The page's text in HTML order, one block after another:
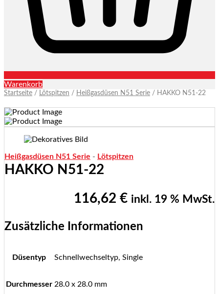
Warenkorb
Startseite / Lötspitzen / Heißgasdüsen N51 Serie / HAKKO N51-22
Heißgasdüsen N51 Serie - Lötspitzen
HAKKO N51-22
116,62 € inkl. 19 % MwSt.
Zusätzliche Informationen
Düsentyp Schnellwechseltyp, Single
Durchmesser 28.0 x 28.0 mm